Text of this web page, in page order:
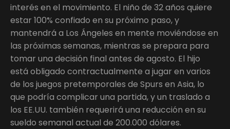
interés en el movimiento. El niño de 32 años quiere
estar 100% confiado en su próximo paso, y
mantendrá a Los Ángeles en mente moviéndose en
las próximas semanas, mientras se prepara para
tomar una decisión final antes de agosto. El hijo
está obligado contractualmente a jugar en varios
de los juegos pretemporales de Spurs en Asia, lo
que podría complicar una partida, y un traslado a
los EE.UU. también requerirá una reducción en su
sueldo semanal actual de 200.000 dólares.